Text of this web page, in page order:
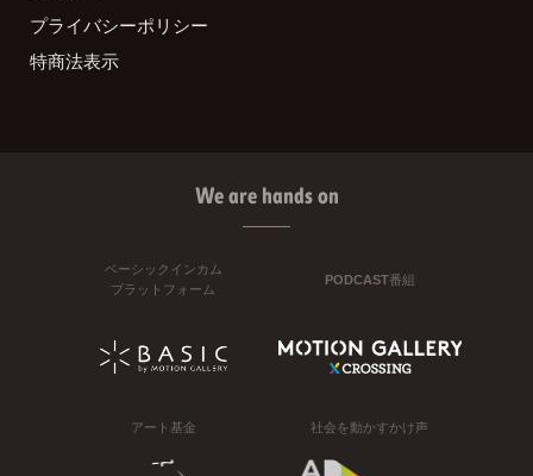
プライバシーポリシー
特商法表示
We are hands on
ベーシックインカム
プラットフォーム
PODCAST番組
アート基金 社会を動かすかけ声